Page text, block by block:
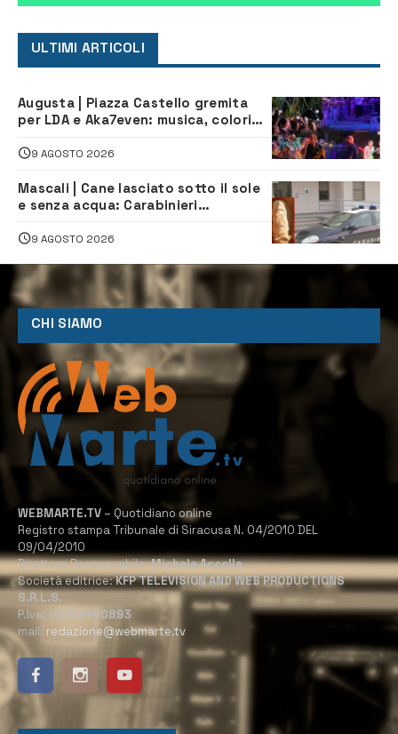
ULTIMI ARTICOLI
Augusta | Piazza Castello gremita
per LDA e Aka7even: musica, colori
9 AGOSTO 2026
Mascali | Cane lasciato sotto il sole
e senza acqua: Carabinieri
9 AGOSTO 2026
CHI SIAMO
WEBMARTE.TV – Quotidiano online
Registro stampa Tribunale di Siracusa N. 04/2010 DEL
09/04/2010
Direttore Responsabile:Michele Accolla
Società editrice:KFP TELEVISION AND WEB PRODUCTIONS
S.R.L.S.
P.Iva: 02184950893
mail: redazione@webmarte.tv